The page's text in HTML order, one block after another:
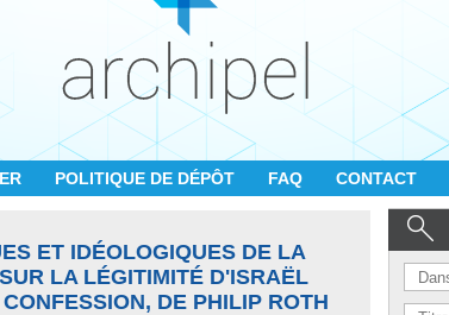
POLITIQUE DE DÉPÔT FAQ CONTACT
ET IDÉOLOGIQUES DE LA
LA LÉGITIMITÉ D'ISRAËL
DE PHILIP ROTH